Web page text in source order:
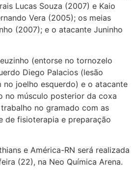
Lucas Souza (2007) e Kaio
Vera (2005); os meias
(2007); e o atacante Juninho
(entorse no tornozelo
Diego Palacios (lesão
joelho esquerdo) e o atacante
no músculo posterior da coxa
no gramado com as
de fisioterapia e preparação
e América-RN será realizada
(22), na Neo Química Arena.